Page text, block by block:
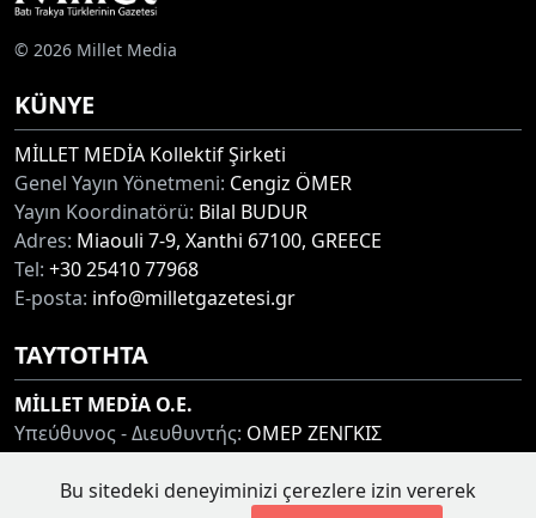
© 2026 Millet Media
KÜNYE
MİLLET MEDİA Kollektif Şirketi
Genel Yayın Yönetmeni: Cengiz ÖMER
Yayın Koordinatörü: Bilal BUDUR
Adres: Miaouli 7-9, Xanthi 67100, GREECE
Tel: +30 25410 77968
E-posta: info@milletgazetesi.gr
ΤΑΥΤΟΤΗΤΑ
MİLLET MEDİA O.E.
Υπεύθυνος - Διευθυντής: ΟΜΕΡ ΖΕΝΓΚΙΣ
Διεύθυνση:ΜΙΑΟΥΛΗ 7-9, ΞΑΝΘΗ 67100
Bu sitedeki deneyiminizi çerezlere izin vererek